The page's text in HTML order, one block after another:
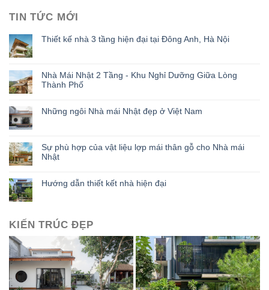
TIN TỨC MỚI
Thiết kế nhà 3 tầng hiện đại tại Đông Anh, Hà Nội
Nhà Mái Nhật 2 Tầng - Khu Nghỉ Dưỡng Giữa Lòng
Thành Phố
Những ngôi Nhà mái Nhật đẹp ở Việt Nam
Sự phù hợp của vật liệu lợp mái thân gỗ cho Nhà mái
Nhật
Hướng dẫn thiết kết nhà hiện đại
KIẾN TRÚC ĐẸP